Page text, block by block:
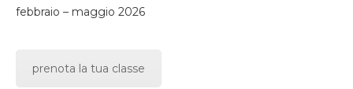
febbraio – maggio 2026
prenota la tua classe